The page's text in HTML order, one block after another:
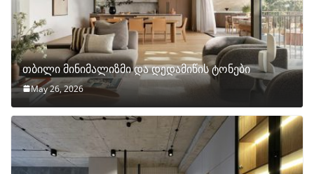
თბილი მინიმალიზმი და დედამიწის ტონები
May 26, 2026